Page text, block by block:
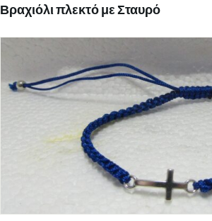
Βραχιόλι πλεκτό με Σταυρό